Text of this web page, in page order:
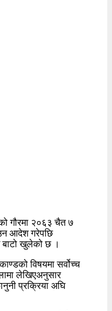
गौरमा २०६३ चैत ७
आदेश गरेपछि
खुलेको छ ।
विषयमा सर्वोच्च
लेखिएअनुसार
प्रक्रिया अघि